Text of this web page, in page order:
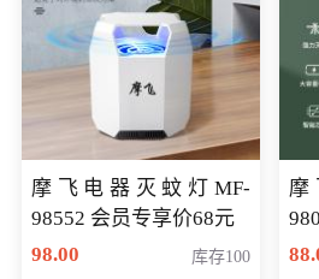
摩飞电器灭蚊灯MF-
98552 会员专享价68元
98.00
库存100
摩